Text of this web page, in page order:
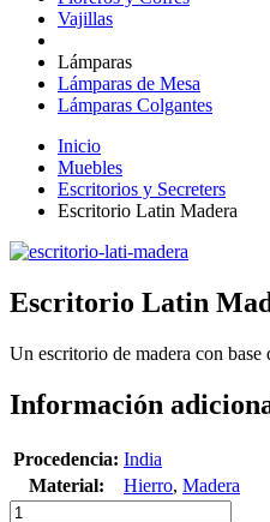
Vajillas
Lámparas
Lámparas de Mesa
Lámparas Colgantes
Inicio
Muebles
Escritorios y Secreters
Escritorio Latin Madera
Escritorio Latin
Un escritorio de madera con
Información
Procedencia: India
Material:
Hierro, Madera